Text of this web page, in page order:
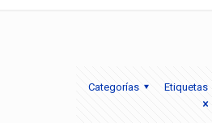
Categorías
Etiquetas